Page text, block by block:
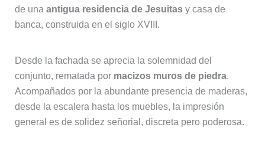
de una antigua residencia de Jesuitasy casa de
banca, construida en el siglo XVIII.
Desde la fachada se aprecia la solemnidad del
conjunto, rematada por macizos muros de piedra.
Acompañados por la abundante presencia de maderas,
desde la escalera hasta los muebles, la impresión
general es de solidez señorial, discreta pero poderosa.